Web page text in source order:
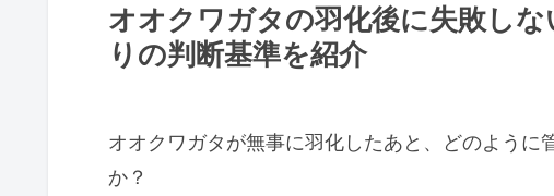
オオクワガタの羽化後に失敗し
りの判断基準を紹介
オオクワガタが無事に羽化したあと、どのように
か？